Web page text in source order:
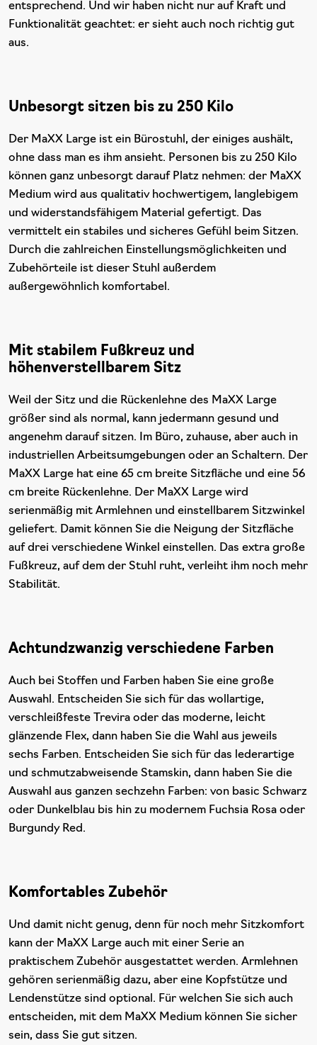
entsprechend. Und wir haben nicht nur auf Kraft und
Funktionalität geachtet: er sieht auch noch richtig gut
aus.
Unbesorgt sitzen bis zu 250 Kilo
Der MaXX Large ist ein Bürostuhl, der einiges aushält,
ohne dass man es ihm ansieht. Personen bis zu 250 Kilo
können ganz unbesorgt darauf Platz nehmen: der MaXX
Medium wird aus qualitativ hochwertigem, langlebigem
und widerstandsfähigem Material gefertigt. Das
vermittelt ein stabiles und sicheres Gefühl beim Sitzen.
Durch die zahlreichen Einstellungsmöglichkeiten und
Zubehörteile ist dieser Stuhl außerdem
außergewöhnlich komfortabel.
Mit stabilem Fußkreuz und
höhenverstellbarem Sitz
Weil der Sitz und die Rückenlehne des MaXX Large
größer sind als normal, kann jedermann gesund und
angenehm darauf sitzen. Im Büro, zuhause, aber auch in
industriellen Arbeitsumgebungen oder an Schaltern. Der
MaXX Large hat eine 65 cm breite Sitzfläche und eine 56
cm breite Rückenlehne. Der MaXX Large wird
serienmäßig mit Armlehnen und einstellbarem Sitzwinkel
geliefert. Damit können Sie die Neigung der Sitzfläche
auf drei verschiedene Winkel einstellen. Das extra große
Fußkreuz, auf dem der Stuhl ruht, verleiht ihm noch mehr
Stabilität.
Achtundzwanzig verschiedene Farben
Auch bei Stoffen und Farben haben Sie eine große
Auswahl. Entscheiden Sie sich für das wollartige,
verschleißfeste Trevira oder das moderne, leicht
glänzende Flex, dann haben Sie die Wahl aus jeweils
sechs Farben. Entscheiden Sie sich für das lederartige
und schmutzabweisende Stamskin, dann haben Sie die
Auswahl aus ganzen sechzehn Farben: von basic Schwarz
oder Dunkelblau bis hin zu modernem Fuchsia Rosa oder
Burgundy Red.
Komfortables Zubehör
Und damit nicht genug, denn für noch mehr Sitzkomfort
kann der MaXX Large auch mit einer Serie an
praktischem Zubehör ausgestattet werden. Armlehnen
gehören serienmäßig dazu, aber eine Kopfstütze und
Lendenstütze sind optional. Für welchen Sie sich auch
entscheiden, mit dem MaXX Medium können Sie sicher
sein, dass Sie gut sitzen.